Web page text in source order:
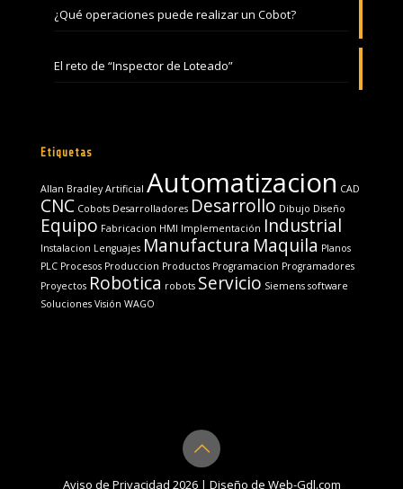
¿Qué operaciones puede realizar un Cobot?
El reto de “Inspector de Loteado”
Etiquetas
Allan Bradley Artificial Automatizacion CAD
CNC Cobots Desarrolladores Desarrollo Dibujo Diseño
Equipo Fabricacion HMI Implementación Industrial
Instalacion Lenguajes Manufactura Maquila Planos
PLC Procesos Produccion Productos Programacion Programadores
Proyectos Robotica robots Servicio Siemens software
Soluciones Visión WAGO
Aviso de Privacidad 2026| Diseño de Web-Gdl.com